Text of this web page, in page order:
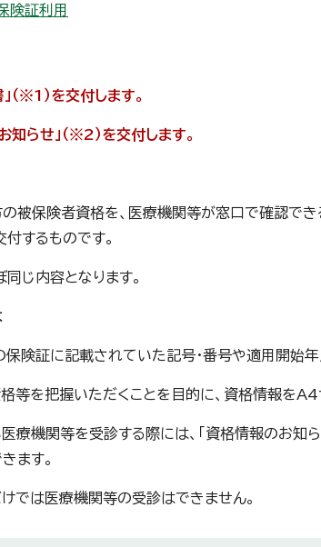
険証利用
（※1）を交付します。
知らせ」（※2）を交付します。
被保険者資格を、医療機関等が窓口で確認でき
付するものです。
じ内容となります。
保険証に記載されていた記号・番号や適用開始
等を把握いただくことを目的に、資格情報をA4
療機関等を受診する際には、「資格情報のお知
ます。
けでは医療機関等の受診はできません。